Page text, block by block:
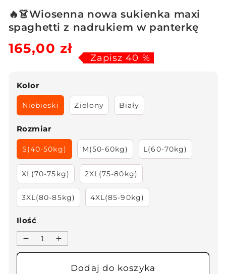
🔥👗Wiosenna nowa sukienka maxi
spaghetti z nadrukiem w panterkę
165,00 zł
Cena
sprzedaży
Zapisz 40 %
Kolor
Niebieski Zielony Biały
Rozmiar
S(40-50kg) M(50-60kg) L(60-70kg)
XL(70-75kg) 2XL(75-80kg)
3XL(80-85kg) 4XL(85-90kg)
Ilość
Zmniejsz
ilość
Zwiększ
ilość
Dodaj do koszyka